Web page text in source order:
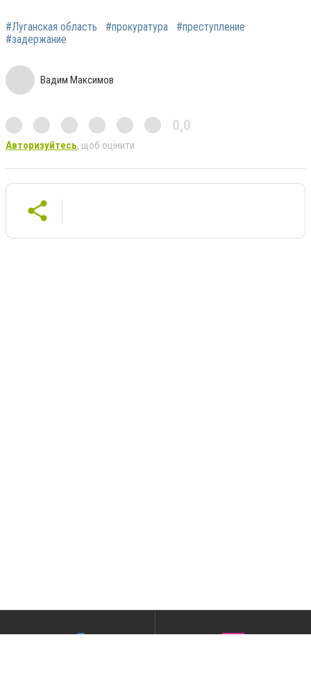
#Луганская область #прокуратура
#преступление
#задержание
Вадим Максимов
0,0
Авторизуйтесь, щоб оцінити